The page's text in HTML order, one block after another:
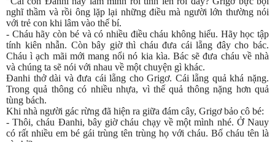
nghĩ thầm và rồi ông lặp lại những điều mà người lớn thường nói
với trẻ con khi lâm vào thế bí.
- Cháu hãy còn bé và có nhiều điều cháu không hiểu. Hãy học tập
tính kiên nhẫn. Còn bây giờ thì cháu đưa cái lẵng đây cho bác.
Cháu ì ạch mãi mới mang nổi nó kia kìa. Bác sẽ đưa cháu về nhà
và chúng ta sẽ nói với nhau về một chuyện gì khác.
Đanhi thở dài và đưa cái lẵng cho Grigơ. Cái lẵng quả khá nặng.
Trong quả thông có nhiều nhựa, vì thế quả thông nặng hơn quả
tùng bách.
Khi nhà người gác rừng đã hiện ra giữa đám cây, Grigơ bảo cô bé:
- Thôi, cháu Đanhi, bây giờ cháu chạy về một mình nhé. Ở Nauy
có rất nhiều em bé gái trùng tên trùng họ với cháu. Bố cháu tên là